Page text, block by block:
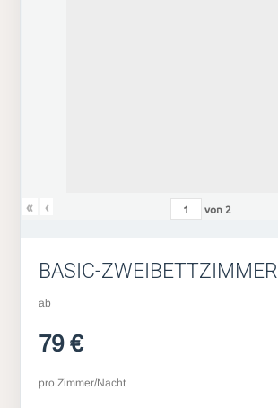
« ‹ von 2
BASIC-ZWEIBETTZIMMER
ab
79 €
pro Zimmer/Nacht